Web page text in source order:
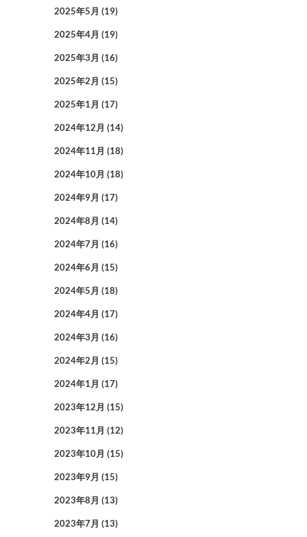
2025年5月 (19)
2025年4月 (19)
2025年3月 (16)
2025年2月 (15)
2025年1月 (17)
2024年12月 (14)
2024年11月 (18)
2024年10月 (18)
2024年9月 (17)
2024年8月 (14)
2024年7月 (16)
2024年6月 (15)
2024年5月 (18)
2024年4月 (17)
2024年3月 (16)
2024年2月 (15)
2024年1月 (17)
2023年12月 (15)
2023年11月 (12)
2023年10月 (15)
2023年9月 (15)
2023年8月 (13)
2023年7月 (13)